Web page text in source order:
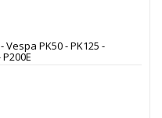
Vespa PK50 - PK125 -